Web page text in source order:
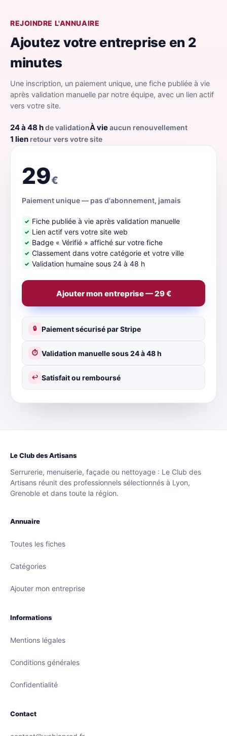
REJOINDRE L'ANNUAIRE
Ajoutez votre entreprise en 2
minutes
Une inscription, un paiement unique, une fiche publiée à vie
après validation manuelle par notre équipe, avec un lien actif
vers votre site.
24 à 48 hde validationÀ vieaucun renouvellement
1 lien retour vers votre site
29€
Paiement unique — pas d'abonnement, jamais
✓ Fiche publiée à vie après validation manuelle
✓ Lien actif vers votre site web
✓ Badge « Vérifié » affiché sur votre fiche
✓ Classement dans votre catégorie et votre ville
✓ Validation humaine sous 24 à 48 h
Ajouter mon entreprise — 29 €
🔒 Paiement sécurisé par Stripe
⏱ Validation manuelle sous 24 à 48 h
↩ Satisfait ou remboursé
Le Club des Artisans
Serrurerie, menuiserie, façade ou nettoyage : Le Club des
Artisans réunit des professionnels sélectionnés à Lyon,
Grenoble et dans toute la région.
Annuaire
Toutes les fiches
Catégories
Ajouter mon entreprise
Informations
Mentions légales
Conditions générales
Confidentialité
Contact